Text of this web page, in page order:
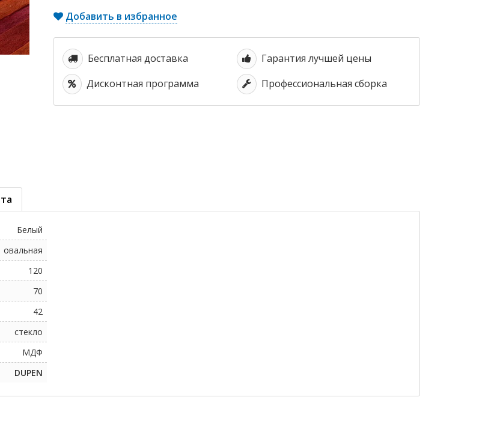
Добавить в избранное
Бесплатная доставка
Гарантия лучшей цены
Дисконтная программа
Профессиональная сборка
Белый
овальная
120
70
42
стекло
МДФ
DUPEN